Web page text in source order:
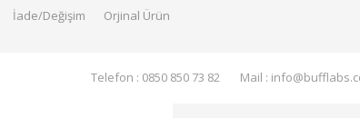
İade/Değişim
Orjinal Ürün
Telefon : 0850 850 73 82 Mail :